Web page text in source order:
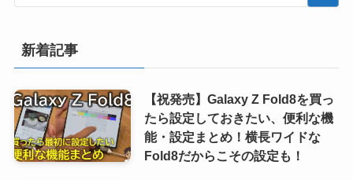
新着記事
【祝発売】Galaxy Z Fold8を買っ
たら設定しておきたい、便利な機
能・設定まとめ！横長ワイドな
Fold8だからこその設定も！